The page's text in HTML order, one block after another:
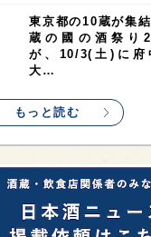
ウェー 1 新宿区 1
1 鳥取県 1
東京都の10蔵が集
蔵の國の酒祭り
が、10/3(土)に府
大…
もっと読む